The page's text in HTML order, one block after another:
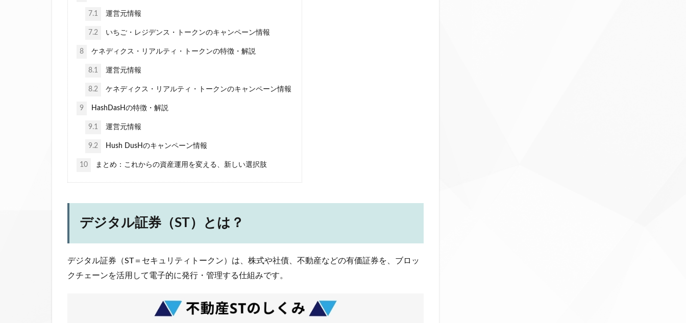
7.1 運営元情報
7.2 いちご・レジデンス・トークンのキャンペーン情報
8 ケネディクス・リアルティ・トークンの特徴・解説
8.1 運営元情報
8.2 ケネディクス・リアルティ・トークンのキャンペーン情報
9 HashDasHの特徴・解説
9.1 運営元情報
9.2 Hush DusHのキャンペーン情報
10 まとめ：これからの資産運用を変える、新しい選択肢
デジタル証券（ST）とは？
デジタル証券（ST＝セキュリティトークン）は、株式や社債、不動産などの有価証券を、ブロッ
クチェーンを活用して電子的に発行・管理する仕組みです。